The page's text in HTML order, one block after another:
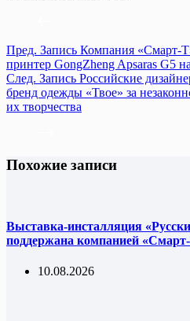
Пред. Запись Компания «Смарт-
принтер GongZheng Apsaras G5
След. Запись Российские
бренд одежды «Твое» за
их творчества
Похожие записи
Выставка-инсталляция
поддержана компанией
10.08.2026